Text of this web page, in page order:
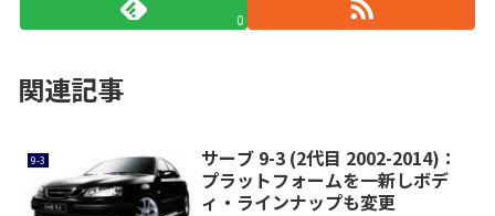
0
関連記事
9-3
サーブ 9-3 (2代目 2002-2014)：
プラットフォームを一新しボデ
ィ・ラインナップも変更